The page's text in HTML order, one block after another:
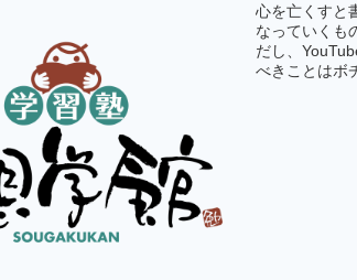
心を亡くすと
なっていくも
だし、
べきことはボ